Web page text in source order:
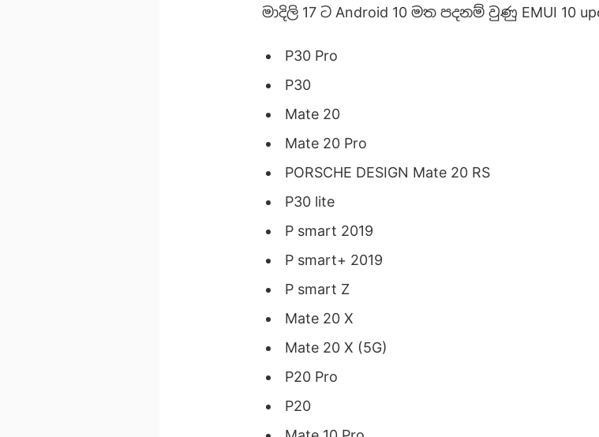
මාදිලි 17 ට Android 10 මත පදනම් වුණු EMUI 10
P30 Pro
P30
Mate 20
Mate 20 Pro
PORSCHE DESIGN Mate 20 RS
P30 lite
P smart 2019
P smart+ 2019
P smart Z
Mate 20 X
Mate 20 X (5G)
P20 Pro
P20